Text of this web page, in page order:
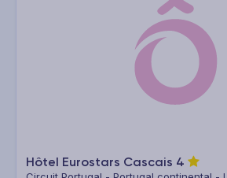
Hôtel Eurostars Cascais 4